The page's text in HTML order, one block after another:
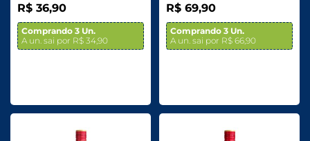
R$ 36,90
Comprando 3 Un.
A un. sai por R$ 34,90
R$ 69,90
Comprando 3 Un.
A un. sai por R$ 66,90